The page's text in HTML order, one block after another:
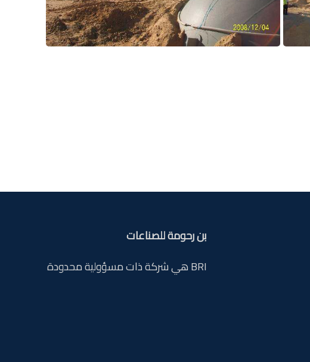
بن رحومة للصناعات
BRI هي شركة ذات مسؤولية محدودة